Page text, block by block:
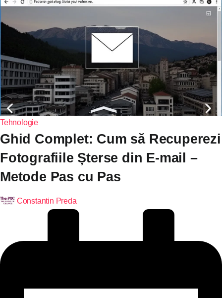
Tehnologie
Ghid Complet: Cum să Recuperezi
Fotografiile Șterse din E-mail –
Metode Pas cu Pas
Constantin Preda